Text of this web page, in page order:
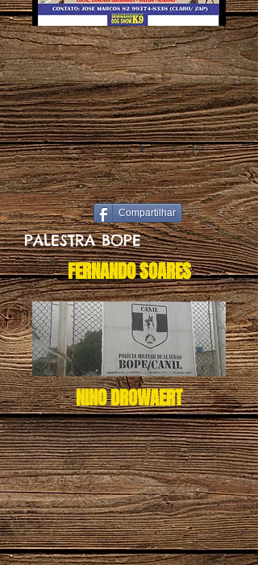
1/2
NINO DROWAERT
Compartilhar
PALESTRA BOPE
FERNANDO SOARES